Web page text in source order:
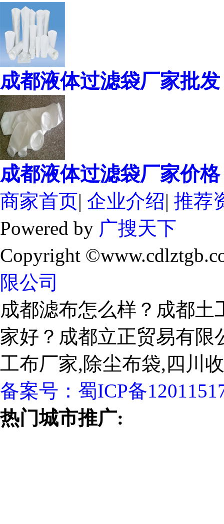
成都液体过滤袋厂家批发
成都液体过滤袋厂家价格
商家首页| 企业介绍| 推荐
Powered by 广搜天下
Copyright
限公司
成都滤布怎么样？成都
家好？成都立正贸易有
工布厂家,除尘布袋,四川
备案号： 蜀ICP备
热门城市推广: